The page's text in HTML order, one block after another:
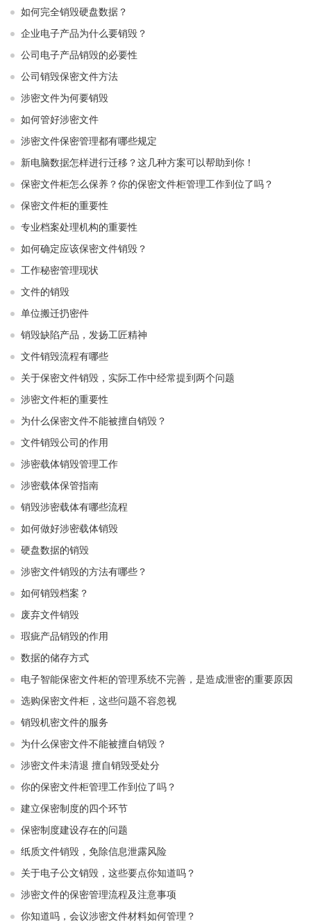
如何完全销毁硬盘数据？
企业电子产品为什么要销毁？
公司电子产品销毁的必要性
公司销毁保密文件方法
涉密文件为何要销毁
如何管好涉密文件
涉密文件保密管理都有哪些规定
新电脑数据怎样进行迁移？这几种方案可以帮助到你！
保密文件柜怎么保养？你的保密文件柜管理工作到位了吗？
保密文件柜的重要性
专业档案处理机构的重要性
如何确定应该保密文件销毁？
工作秘密管理现状
文件的销毁
单位搬迁扔密件
销毁缺陷产品，发扬工匠精神
文件销毁流程有哪些
关于保密文件销毁，实际工作中经常提到两个问题
涉密文件柜的重要性
为什么保密文件不能被擅自销毁？
文件销毁公司的作用
涉密载体销毁管理工作
涉密载体保管指南
销毁涉密载体有哪些流程
如何做好涉密载体销毁
硬盘数据的销毁
涉密文件销毁的方法有哪些？
如何销毁档案？
废弃文件销毁
瑕疵产品销毁的作用
数据的储存方式
电子智能保密文件柜的管理系统不完善，是造成泄密的重要原因
选购保密文件柜，这些问题不容忽视
销毁机密文件的服务
为什么保密文件不能被擅自销毁？
涉密文件未清退 擅自销毁受处分
你的保密文件柜管理工作到位了吗？
建立保密制度的四个环节
保密制度建设存在的问题
纸质文件销毁，免除信息泄露风险
关于电子公文销毁，这些要点你知道吗？
涉密文件的保密管理流程及注意事项
你知道吗，会议涉密文件材料如何管理？